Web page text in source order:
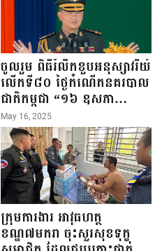
ចូលរួម ពិធីរំលឹកខួបអនុស្សាវរីយ៍
លើកទី៨០ ថ្ងៃកំណើតនគរបាល
ជាតិកម្ពុជា “១៦ ឧសភា
១៩៤៥ ~ ១៦ ឧសភា
២០២៥”...
May 16, 2025
ក្រុមការងារ អាវុធហត្ថ
ខណ្ឌ៧មករា ចុះសួរសុខទុក្ខ